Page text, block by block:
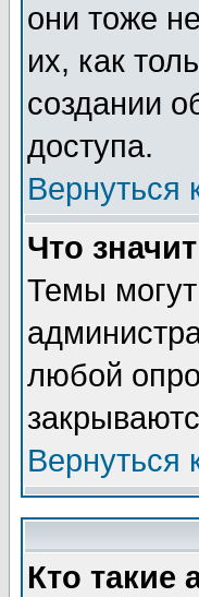
они тоже
их, как
создании
доступа.
Вернуться
Что
Темы
любой
Вернуться
Кто такие